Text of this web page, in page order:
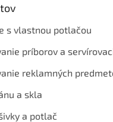
s vlastnou potlačou
príborov a
reklamných
a skla
a potlač